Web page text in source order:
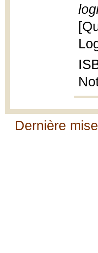
Dernière